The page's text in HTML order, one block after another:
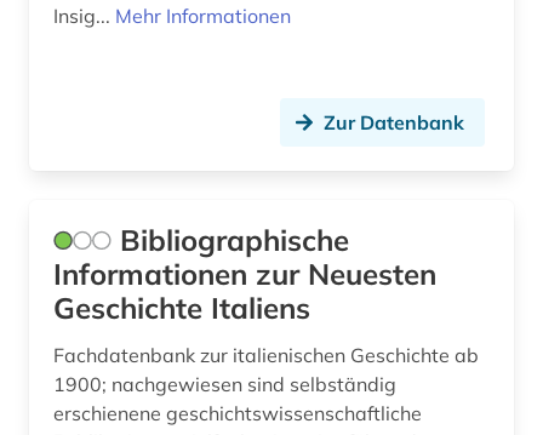
geschichte 2000- (1)
geschichte 500-1500 (1)
geschichtswissenschaft (1)
geschichtswissenschaften (1)
Insig... Mehr Informationen
Zur Datenbank
Bibliographische
Informationen zur Neuesten
Geschichte Italiens
Fachdatenbank zur italienischen Geschichte ab
1900; nachgewiesen sind selbständig
erschienene geschichtswissenschaftliche